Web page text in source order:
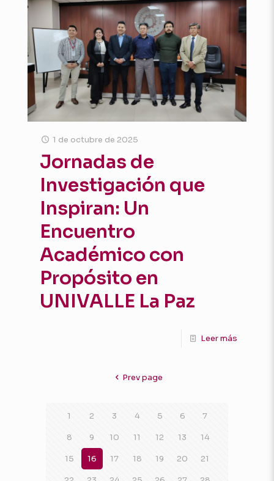
1 de octubre de 2025
Jornadas de
Investigación que
Inspiran: Un
Encuentro
Académico con
Propósito en
UNIVALLE La Paz
Leer más
Prev page
1 2 3 4 5 6 7
8 9 10 11 12 13 14
15 16 17 18 19 20 21